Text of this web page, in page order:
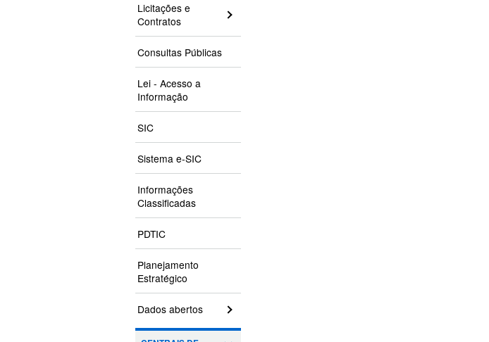
Licitações e
Contratos
Consultas Públicas
Lei - Acesso a
Informação
SIC
Sistema e-SIC
Informações
Classificadas
PDTIC
Planejamento
Estratégico
Dados abertos